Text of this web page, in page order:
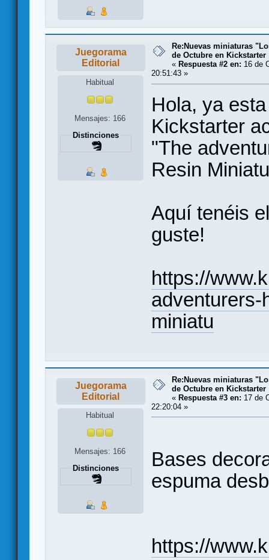
Juegorama
Editorial
Habitual
Mensajes: 166
Distinciones
Re:Nuevas miniaturas
de Octubre en Kickstarter
« Respuesta #2 en: 16 de
20:51:43 »
Hola, ya
Kickstarter
"The
Resin
Aquí tenéis
guste!
https://
adventurers-
miniatu
Juegorama
Editorial
Habitual
Mensajes: 166
Distinciones
Re:Nuevas miniaturas
de Octubre en Kickstarter
« Respuesta #3 en: 17 de
22:20:04 »
Bases
espuma
https://